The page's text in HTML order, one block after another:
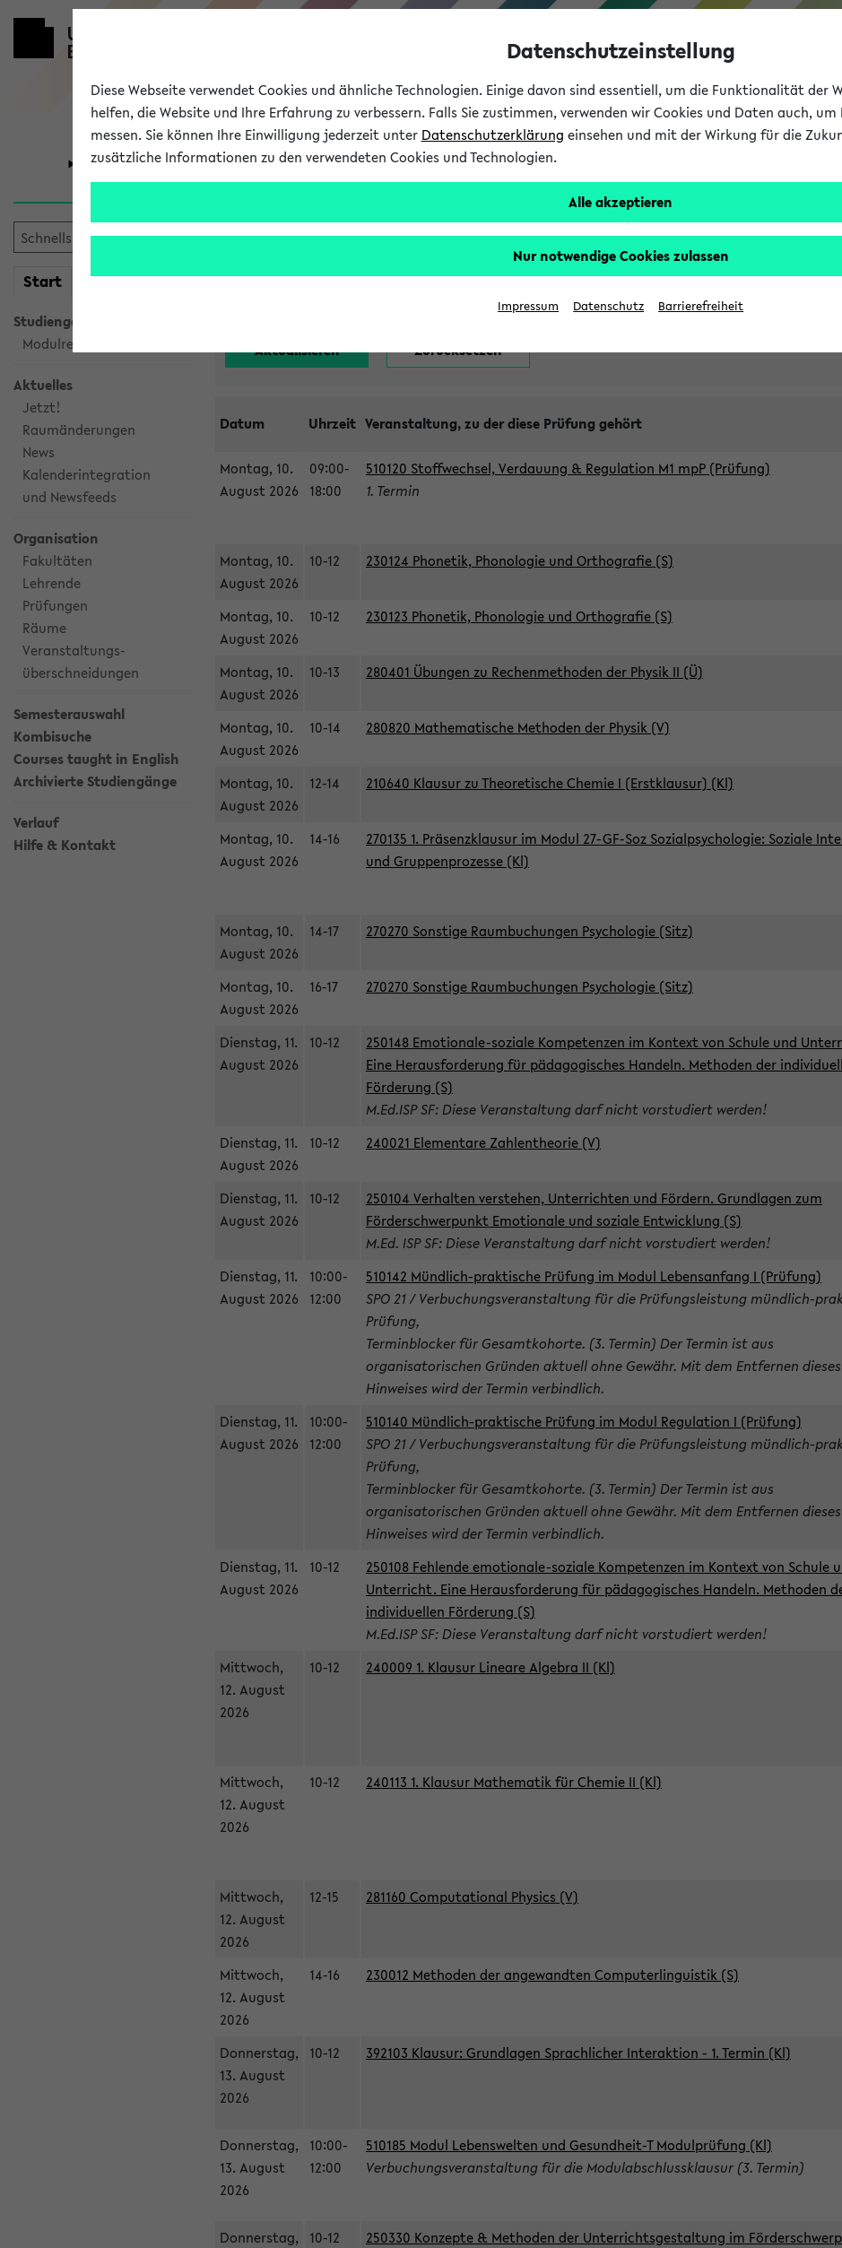
Universität Forschung Studium
Start meineKVV
Studiengangsauswahl
Modulrecherche
Aktuelles
Jetzt!
Raumänderungen
News
Kalenderintegration
und Newsfeeds
Organisation
Fakultäten
Lehrende
Prüfungen
Räume
Veranstaltungs-
überschneidungen
Semesterauswahl
Kombisuche
Courses taught in English
Archivierte Studiengänge
Verlauf
Hilfe & Kontakt
Alle noch stattfindenden Prüfungen
Datum Uhrzeit Veranstaltung, zu der diese Prüfung gehört
Montag, 10.
August 2026
09:00-
18:00
510120 Stoffwechsel, Verdauung & Regulation M1 mpP (Prüfung)
1. Termin
Montag, 10.
August 2026
10-12 230124 Phonetik, Phonologie und Orthografie (S)
Montag, 10.
August 2026
10-12 230123 Phonetik, Phonologie und Orthografie (S)
Montag, 10.
August 2026
10-13 280401 Übungen zu Rechenmethoden der Physik II (Ü)
Montag, 10.
August 2026
10-14 280820 Mathematische Methoden der Physik (V)
Montag, 10.
August 2026
12-14 210640 Klausur zu Theoretische Chemie I (Erstklausur) (Kl)
Montag, 10.
August 2026
14-16
270135 1. Präsenzklausur im Modul 27-GF-Soz Sozialpsychologie: Soziale
und Gruppenprozesse (Kl)
Montag, 10.
August 2026
14-17 270270 Sonstige Raumbuchungen Psychologie (Sitz)
Montag, 10.
August 2026
16-17 270270 Sonstige Raumbuchungen Psychologie (Sitz)
Dienstag, 11.
August 2026
10-12
250148 Emotionale-soziale Kompetenzen im Kontext von Schule und
Eine Herausforderung für pädagogisches Handeln. Methoden der
Förderung (S)
M.Ed.ISP SF: Diese Veranstaltung darf nicht vorstudiert werden!
Dienstag, 11.
August 2026
10-12 240021 Elementare Zahlentheorie (V)
Dienstag, 11.
August 2026
10-12
250104 Verhalten verstehen, Unterrichten und Fördern. Grundlagen zum
Förderschwerpunkt Emotionale und soziale Entwicklung (S)
M.Ed. ISP SF: Diese Veranstaltung darf nicht vorstudiert werden!
Dienstag, 11.
August 2026
10:00-
12:00
510142 Mündlich-praktische Prüfung im Modul Lebensanfang I (Prüfung)
SPO 21 / Verbuchungsveranstaltung für die Prüfungsleistung mündlich-
Prüfung,
Terminblocker für Gesamtkohorte. (3. Termin) Der Termin ist aus
organisatorischen Gründen aktuell ohne Gewähr. Mit dem Entfernen dieses
Hinweises wird der Termin verbindlich.
Dienstag, 11.
August 2026
10:00-
12:00
510140 Mündlich-praktische Prüfung im Modul Regulation I (Prüfung)
SPO 21 / Verbuchungsveranstaltung für die Prüfungsleistung mündlich-
Prüfung,
Terminblocker für Gesamtkohorte. (3. Termin) Der Termin ist aus
organisatorischen Gründen aktuell ohne Gewähr. Mit dem Entfernen dieses
Hinweises wird der Termin verbindlich.
Dienstag, 11.
August 2026
10-12
250108 Fehlende emotionale-soziale Kompetenzen im Kontext von Schule
Unterricht. Eine Herausforderung für pädagogisches Handeln. Methoden
individuellen Förderung (S)
M.Ed.ISP SF: Diese Veranstaltung darf nicht vorstudiert werden!
Mittwoch,
12. August
2026
10-12 240009 1. Klausur Lineare Algebra II (Kl)
Mittwoch,
12. August
2026
10-12 240113 1. Klausur Mathematik für Chemie II (Kl)
Mittwoch,
12. August
2026
12-15 281160 Computational Physics (V)
Mittwoch,
12. August
2026
14-16 230012 Methoden der angewandten Computerlinguistik (S)
Donnerstag,
13. August
2026
10-12 392103 Klausur: Grundlagen Sprachlicher Interaktion - 1. Termin (Kl)
Donnerstag,
13. August
2026
10:00-
12:00
510185 Modul Lebenswelten und Gesundheit-T Modulprüfung (Kl)
Verbuchungsveranstaltung für die Modulabschlussklausur (3. Termin)
Donnerstag,
10-12
250330 Konzepte & Methoden der Unterrichtsgestaltung im
Datenschutzeinstellung
Diese Webseite verwendet Cookies und ähnliche Technologien. Einige davon sind essentiell, um die Funktionalität der
helfen, die Website und Ihre Erfahrung zu verbessern. Falls Sie zustimmen, verwenden wir Cookies und Daten auch,
messen. Sie können Ihre Einwilligung jederzeit unter Datenschutzerklärung einsehen und mit der Wirkung für die
zusätzliche Informationen zu den verwendeten Cookies und Technologien.
Alle akzeptieren
Nur notwendige Cookies zulassen
Impressum Datenschutz Barrierefreiheit